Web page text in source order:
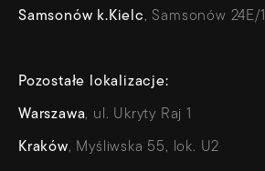
Samsonów k.Kielc, Samsonów 24E/1
Pozostałe lokalizacje:
Warszawa, ul. Ukryty Raj 1
Kraków, Myśliwska 55, lok. U2